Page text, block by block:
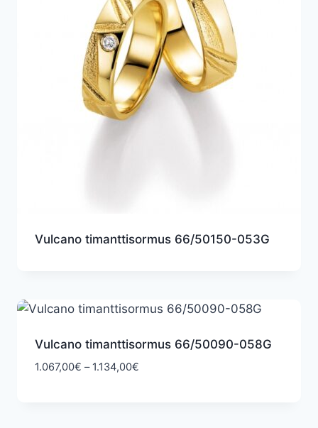
Vulcano timanttisormus 66/50150-053G
Vulcano timanttisormus 66/50090-058G
1.067,00€ – 1.134,00€Hintaluokka: